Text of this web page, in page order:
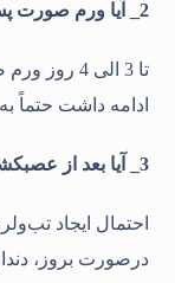
2_ آیا ورم صورت پس
تا 3 الی
ادامه داشت حتماً
3_ آیا بعد از عصب
احتمال ایجاد
درصورت بروز،